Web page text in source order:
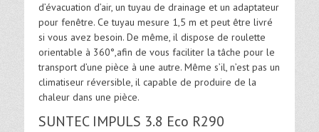
d’évacuation d’air, un tuyau de drainage et un adaptateur
pour fenêtre. Ce tuyau mesure 1,5 m et peut être livré
si vous avez besoin. De même, il dispose de roulette
orientable à 360°,afin de vous faciliter la tâche pour le
transport d’une pièce à une autre. Même s’il, n’est pas un
climatiseur réversible, il capable de produire de la
chaleur dans une pièce.
SUNTEC IMPULS 3.8 Eco R290